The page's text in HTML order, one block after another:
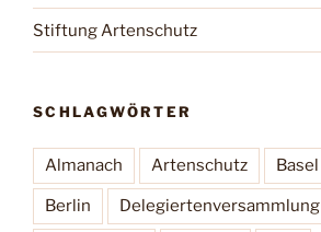
Stiftung Artenschutz
SCHLAGWÖRTER
Almanach Artenschutz Basel
Berlin Delegiertenversammlung